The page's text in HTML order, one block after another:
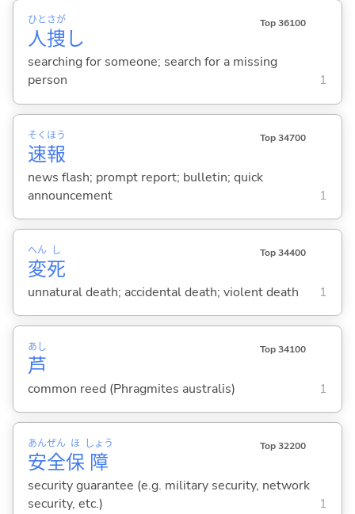
人
ひと
捜
さが
し
Top 36100
searching for someone; search for a missing
person
1
速
そく
報
ほう Top 34700
news flash; prompt report; bulletin; quick
announcement
1
変
へん
死
し Top 34400
unnatural death; accidental death; violent death 1
芦
あし Top 34100
common reed (Phragmites australis) 1
安
あん
全
ぜん
保
ほ
障
しょう Top 32200
security guarantee (e.g. military security, network
security, etc.)
1